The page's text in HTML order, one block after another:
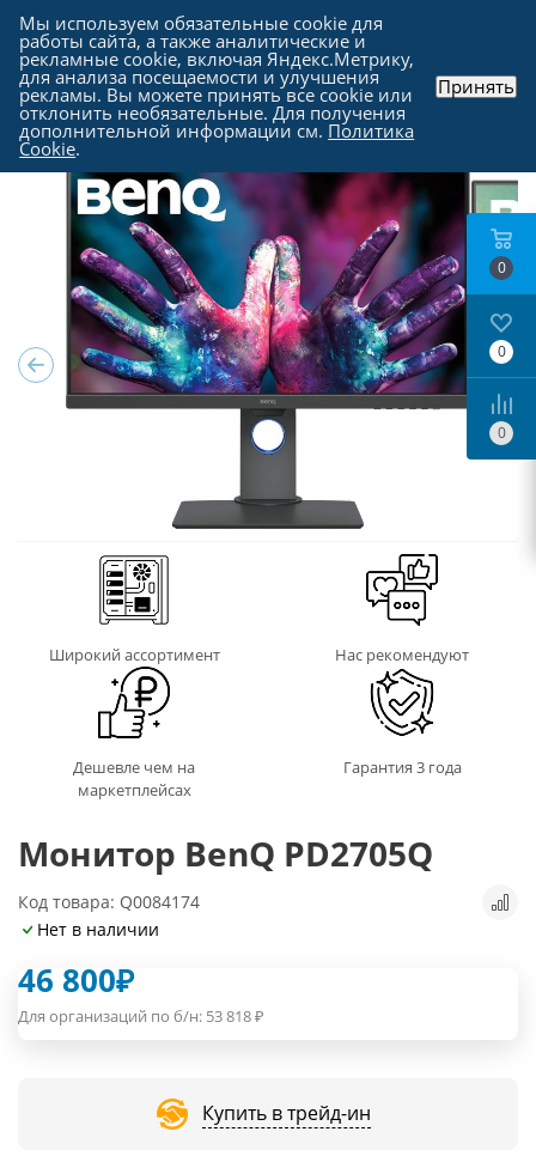
Каталог - Мониторы
Широкий ассортимент Нас рекомендуют
Дешевле чем на
маркетплейсах
Гарантия 3 года
Монитор BenQ PD2705Q
Код товара: Q0084174
Нет в наличии
46 800₽
Для организаций по б/н: 53 818₽
Купить в трейд-ин
0
0
0
Мы используем обязательные cookie для
работы сайта, а также аналитические и
рекламные cookie, включая Яндекс.Метрику,
для анализа посещаемости и улучшения
рекламы. Вы можете принять все cookie или
отклонить необязательные. Для получения
дополнительной информации см. Политика
Cookie.
Принять